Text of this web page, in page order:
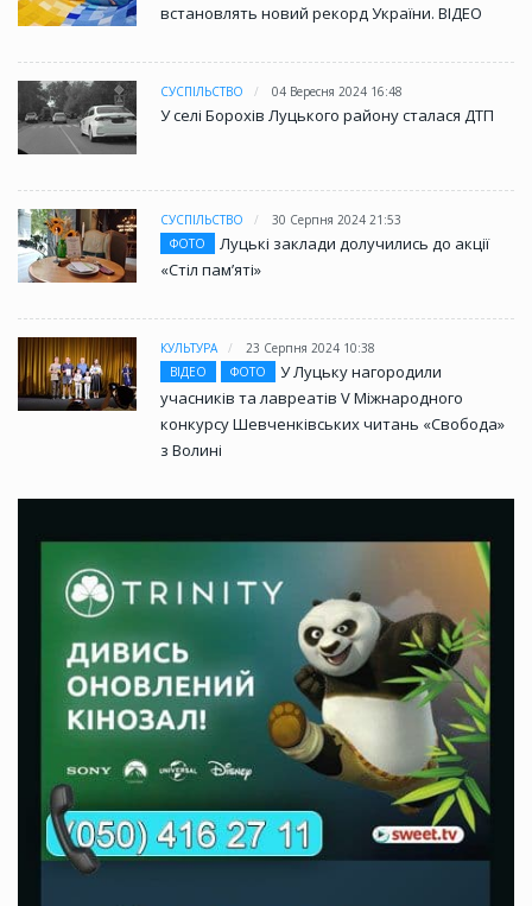
встановлять новий рекорд України. ВІДЕО
СУСПІЛЬСТВО 04 Вересня 2024 16:48
У селі Борохів Луцького району сталася ДТП
СУСПІЛЬСТВО
30 Серпня 2024 21:53
ФОТО
Луцькі заклади долучились до акції
«Стіл памʼяті»
КУЛЬТУРА
23 Серпня 2024 10:38
ВІДЕО
ФОТО
У Луцьку нагородили
учасників та лавреатів V Міжнародного
конкурсу Шевченківських читань «Свобода»
з Волині